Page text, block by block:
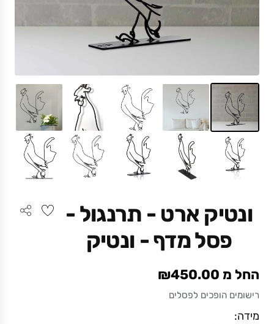
ונטיק ארט - תרנגול -
פסל מדף - ונטיק
החל מ ₪450.00
רישומים הופכים לפסלים
מידה: